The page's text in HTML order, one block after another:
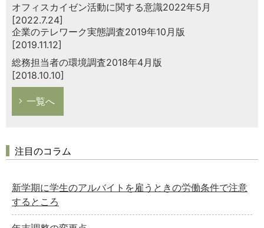
オフィスカイゼン活動に関する意識2022年5月
[2022.7.24]
企業のテレワーク実態調査2019年10月版
[2019.11.12]
総務担当者の環境調査2018年4月版
[2018.10.10]
一覧へ
注目のコラム
新学期に学生のアルバイトを雇うときの労働条件で注意
するところ